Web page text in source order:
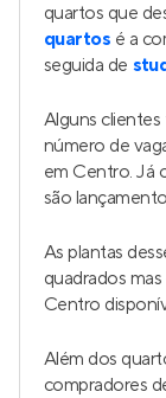
quartos que
quartos é a
seguida de
Alguns
número de
em Centro. Já
são
As plantas
quadrados
Centro
Além dos
compradores